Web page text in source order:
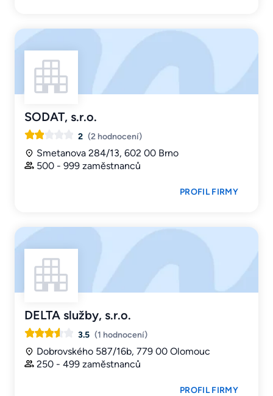
SODAT, s.r.o.
2 (2 hodnocení)
Smetanova 284/13, 602 00 Brno
500 - 999 zaměstnanců
PROFIL FIRMY
DELTA služby, s.r.o.
3.5 (1 hodnocení)
Dobrovského 587/16b, 779 00 Olomouc
250 - 499 zaměstnanců
PROFIL FIRMY